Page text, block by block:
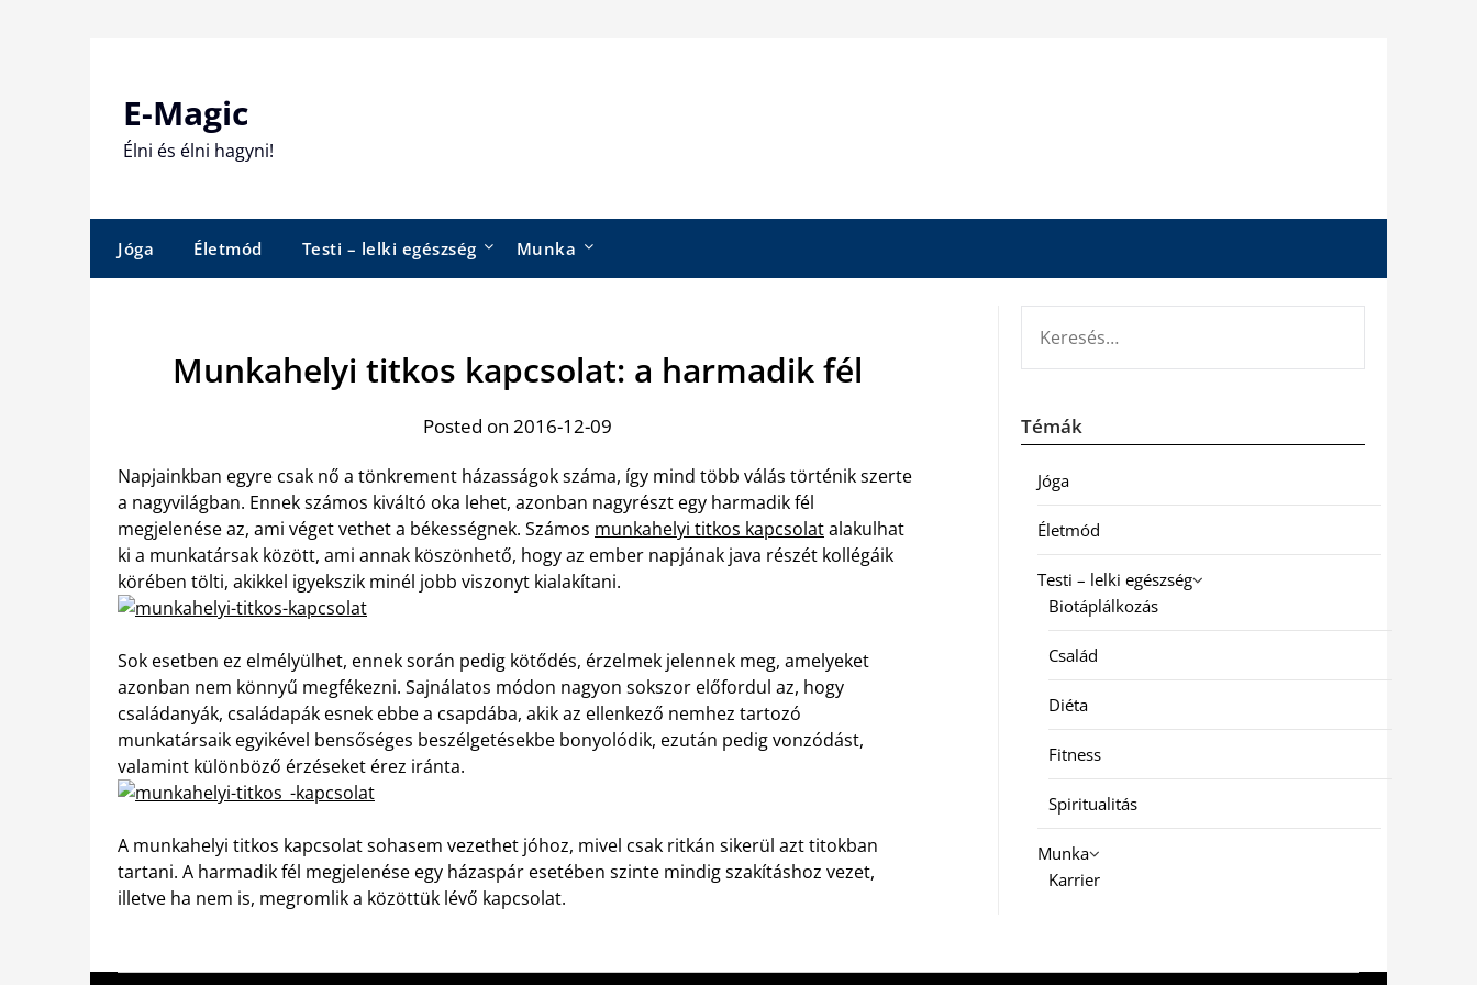
E-Magic
Élni és élni hagyni!
Jóga Életmód Testi – lelki egészség Munka
Munkahelyi titkos kapcsolat: a harmadik fél
Posted on 2016-12-09
Napjainkban egyre csak nő a tönkrement házasságok száma, így mind több válás történik szerte
a nagyvilágban. Ennek számos kiváltó oka lehet, azonban nagyrészt egy harmadik fél
megjelenése az, ami véget vethet a békességnek. Számos munkahelyi titkos kapcsolatalakulhat
ki a munkatársak között, ami annak köszönhető, hogy az ember napjának java részét kollégáik
körében tölti, akikkel igyekszik minél jobb viszonyt kialakítani.
Sok esetben ez elmélyülhet, ennek során pedig kötődés, érzelmek jelennek meg, amelyeket
azonban nem könnyű megfékezni. Sajnálatos módon nagyon sokszor előfordul az, hogy
családanyák, családapák esnek ebbe a csapdába, akik az ellenkező nemhez tartozó
munkatársaik egyikével bensőséges beszélgetésekbe bonyolódik, ezután pedig vonzódást,
valamint különböző érzéseket érez iránta.
A munkahelyi titkos kapcsolat sohasem vezethet jóhoz, mivel csak ritkán sikerül azt titokban
tartani. A harmadik fél megjelenése egy házaspár esetében szinte mindig szakításhoz vezet,
illetve ha nem is, megromlik a közöttük lévő kapcsolat.
Témák
Jóga
Életmód
Testi – lelki egészség
Biotáplálkozás
Család
Diéta
Fitness
Spiritualitás
Munka
Karrier